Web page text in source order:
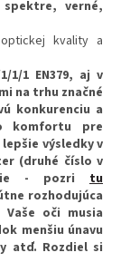
verné,
kvality a
1 EN379, aj v
na trhu značné
konkurenciu a
komfortu pre
výsledky v
(druhé číslo v
- pozri tu
rozhodujúca
oči musia
menšiu únavu
atď. Rozdiel si